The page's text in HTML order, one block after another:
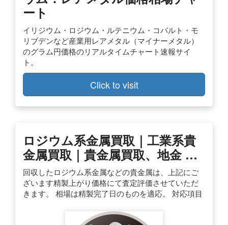
ート
イリジウム・ロジウム・ルテニウム・コバルト・モ
リブデンなど産業用レアメタル（マイナーメタル）
のグラム円価格のリアルタイムチャート速報サイ
ト。
Click to visit
ロジウム系金属買取｜工業系貴
金属買取｜貴金属買取、地金 …
回収したロジウム系金属などの貴金属は、上記にご
ざいます精製上がり価格にて査定評価させていただ
きます。 相場は精製完了日のものを適応。 対応項目